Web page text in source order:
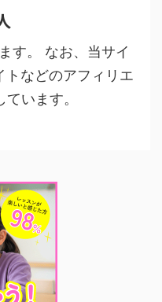
す。 なお、当サイ
トなどのアフィリエ
います。